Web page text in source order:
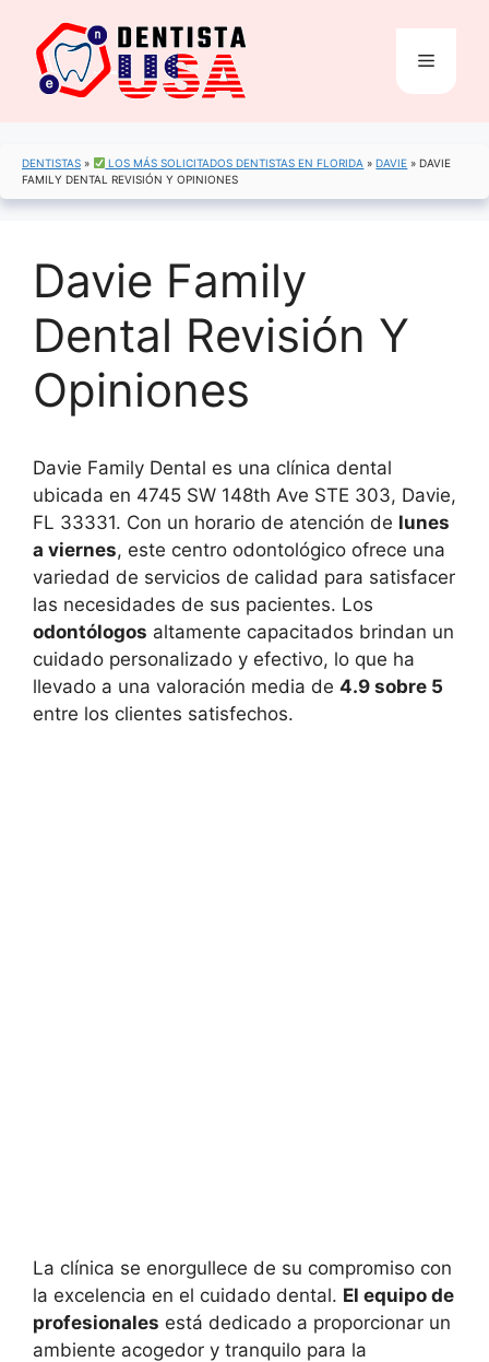
contenido
Menú
DENTISTAS » LOS MÁS SOLICITADOS DENTISTAS EN FLORIDA »DAVIE »DAVIE
FAMILY DENTAL REVISIÓN Y OPINIONES
Davie Family
Dental Revisión Y
Opiniones
Davie Family Dental es una clínica dental
ubicada en 4745 SW 148th Ave STE 303, Davie,
FL 33331. Con un horario de atención de lunes
a viernes, este centro odontológico ofrece una
variedad de servicios de calidad para satisfacer
las necesidades de sus pacientes. Los
odontólogos altamente capacitados brindan un
cuidado personalizado y efectivo, lo que ha
llevado a una valoración media de 4.9 sobre 5
entre los clientes satisfechos.
La clínica se enorgullece de su compromiso con
la excelencia en el cuidado dental. El equipo de
profesionales está dedicado a proporcionar un
ambiente acogedor y tranquilo para la